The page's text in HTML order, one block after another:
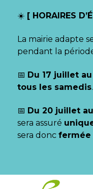
☀️ [ HORAIRES
La mairie adapte
pendant la
📅 Du 17 juillet
tous les samedis.
📅 Du 20 juillet
sera assuré
sera donc fermée